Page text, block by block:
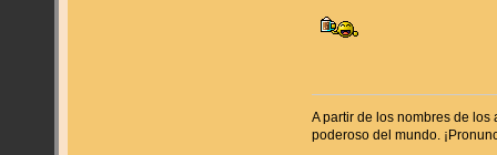
A partir de los nombres de
poderoso del mundo.